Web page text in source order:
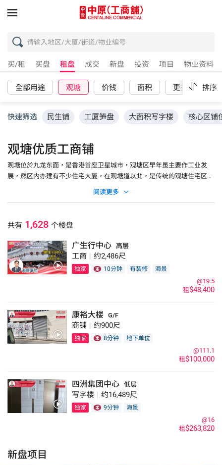
买/租 买盘 租盘 成交 新盘 投资 项目 物业资料
全部用途 观塘 价钱 面积 更多 重
排序
快速筛选 民生铺 工厦笋盘 大面积写字楼 核心区铺
观塘优质工商铺
观塘位於九龙东面，是香港首座卫星城市，观塘区早年虽主要作工业发
展，然区内亦建有不少住宅大厦，在观塘道以北，是传统的观塘住宅区，
那里有多个公屋及居屋屋苑，包括和乐邨、翠屏邨及宝佩苑等，私人屋苑
写字楼大厦，如宏基资本大厦、创纪之城、友邦九龙大楼、万泰利广场及
丝宝国际大厦等。 apm及裕民坊是观塘区内的主要大型商场，至於街舖方
面，协和街一带是区内消费购物旺段，较有特色的街道如物华街，整条街
道开设了不少金舖及首饰珠宝店，而瑞和街则是传统街市段，是区内市民
买菜及日常生活用品的主要地方。 观塘区除了有观塘港铁站外，亦有多
条小巴及巴士路线，前往港九新界各区皆十分便捷，区内亦有观塘码头，
可乘渡轮前往北角；观塘市中心重建项目为香港史上最大规模的市区重建
阅读更多
共有 1,628 个楼盘
广生行中心 高层
工商 | 约2,486尺
独家 10分钟 有装修 海景
租$48,400
@19.5
康裕大楼 G/F
商铺 | 约900尺
独家 8分钟 地下单位
租$100,000
@111.1
四洲集团中心 低层
写字楼 | 约16,489尺
独家 9分钟 海景
租$263,820
@16
新盘项目